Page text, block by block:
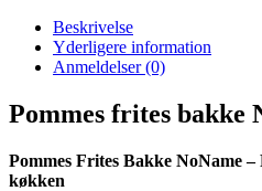
Beskrivelse
Yderligere information
Anmeldelser (0)
Pommes frites bakke
Pommes Frites Bakke NoName
køkken